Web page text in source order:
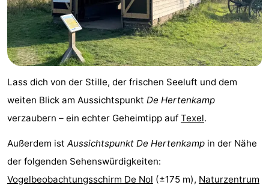
Minigolfplätze
Natur
Führungen
-
Radfahren
Wandern
-
Lass dich von der Stille, der frischen Seeluft und dem
weiten Blick am Aussichtspunkt De Hertenkamp
verzaubern – ein echter Geheimtipp auf Texel.
Außerdem ist Aussichtspunkt De Hertenkamp in der Nähe
der folgenden Sehenswürdigkeiten:
Vogelbeobachtungsschirm De Nol (±175 m), Naturzentrum